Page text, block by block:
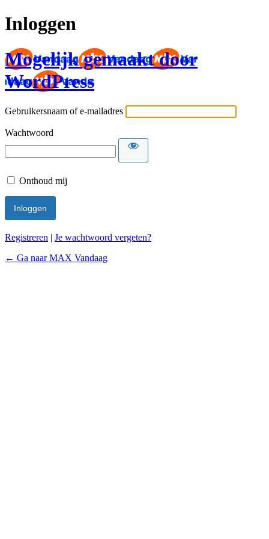
Inloggen
Mogelijk gemaakt door
WordPress
Gebruikersnaam of e-mailadres
Wachtwoord
Onthoud mij
Registreren | Je wachtwoord vergeten?
← Ga naar MAX Vandaag